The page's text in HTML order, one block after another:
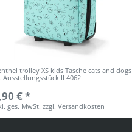
trolley XS kids Tasche cats and dogs
Ausstellungsstück IL4062
€ *
ges. MwSt. zzgl.Versandkosten